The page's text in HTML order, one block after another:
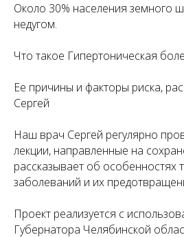
Около 30% населения земного
недугом.
Что такое Гипертоническая
Ее причины и факторы риска,
Сергей
Наш врач Сергей регулярно
лекции, направленные на
рассказывает об особенностях
заболеваний и их
Проект реализуется с
Губернатора Челябинской